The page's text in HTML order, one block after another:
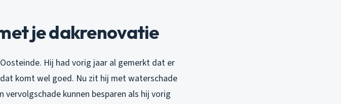
je dakrenovatie
Hij had vorig jaar al gemerkt dat er
komt wel goed. Nu zit hij met waterschade
vervolgschade kunnen besparen als hij vorig